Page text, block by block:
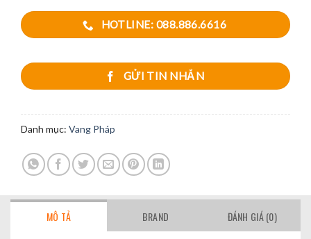
HOTLINE: 088.886.6616
GỬI TIN NHẮN
Danh mục: Vang Pháp
MÔ TẢ BRAND ĐÁNH GIÁ (0)